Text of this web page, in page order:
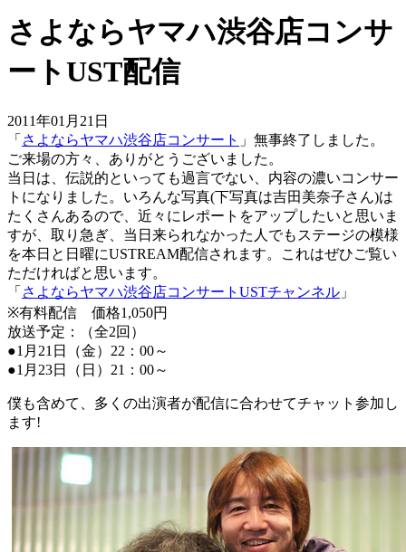
さよならヤマハ渋谷店コンサ
ートUST配信
2011年01月21日
「 さよならヤマハ渋谷店コンサート 」無事終了しました。
ご来場の方々、ありがとうございました。
当日は、伝説的といっても過言でない、内容の濃いコンサー
トになりました。いろんな写真(下写真は吉田美奈子さん)は
たくさんあるので、近々にレポートをアップしたいと思いま
すが、取り急ぎ、当日来られなかった人でもステージの模様
を本日と日曜にUSTREAM配信されます。これはぜひご覧い
ただければと思います。
「 さよならヤマハ渋谷店コンサートUSTチャンネル 」
※有料配信 価格1,050円
放送予定：（全2回）
●1月21日（金）22：00～
●1月23日（日）21：00～
僕も含めて、多くの出演者が配信に合わせてチャット参加し
ます!